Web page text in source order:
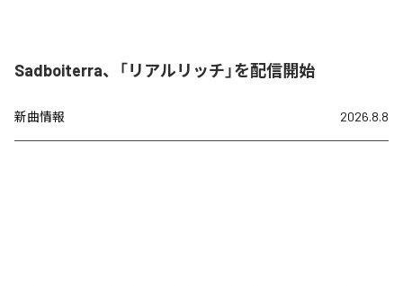
Sadboiterra、「リアルリッチ」を配信開始
新曲情報 2026.8.8